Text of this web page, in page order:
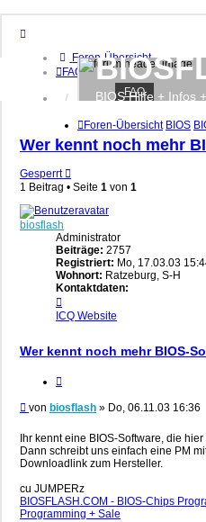
Foren-Übersicht
FAQ
Anmelden
BIOS Hilfe + Infos
FAQ
Foren-Übersicht BIOS
Wer kennt noch mehr
Gesperrt
1 Beitrag • Seite 1 von 1
biosflash
Administrator
Beiträge: 2757
Registriert: Mo, 17.03.03
Wohnort: Ratzeburg, S-H
Kontaktdaten:
von
biosflash
ICQ Website
Wer kennt noch mehr BIOS-
Beitrag
von biosflash » Do, 06.11.03 16:36
Ihr kennt eine BIOS-Software, die
Dann schreibt uns einfach eine PM
Downloadlink zum Hersteller.
cu JUMPERz
BIOSFLASH.COM - BIOS-Chips
Programming + Sale